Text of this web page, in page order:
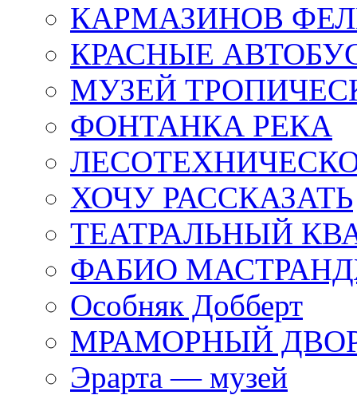
КАРМАЗИНОВ
КРАСНЫЕ
МУЗЕЙ
ФОНТАНКА РЕКА
ХОЧУ РАССКАЗАТЬ
ТЕАТРАЛЬНЫЙ
ФАБИО
Особняк Добберт
МРАМОРНЫЙ
Эрарта — музей